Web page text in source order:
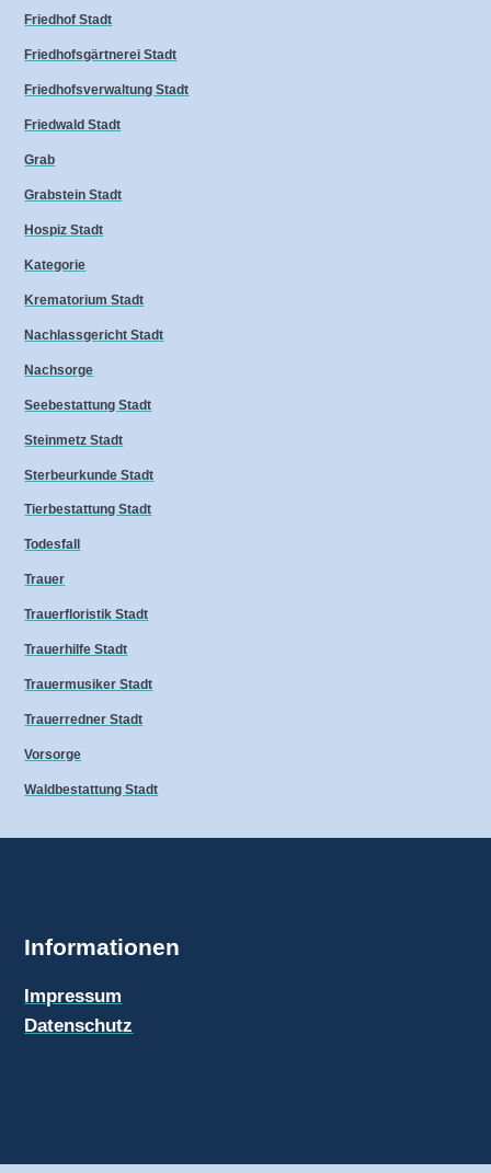
Friedhof Stadt
Friedhofsgärtnerei Stadt
Friedhofsverwaltung Stadt
Friedwald Stadt
Grab
Grabstein Stadt
Hospiz Stadt
Kategorie
Krematorium Stadt
Nachlassgericht Stadt
Nachsorge
Seebestattung Stadt
Steinmetz Stadt
Sterbeurkunde Stadt
Tierbestattung Stadt
Todesfall
Trauer
Trauerfloristik Stadt
Trauerhilfe Stadt
Trauermusiker Stadt
Trauerredner Stadt
Vorsorge
Waldbestattung Stadt
Informationen
Impressum
Datenschutz